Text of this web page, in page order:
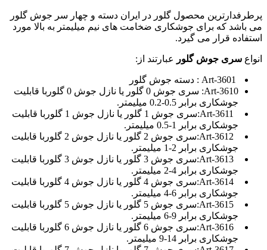
پرطرفدارترین محصول گلور در ایران دسته و چهار سر جوش گلور
می باشد که برای جوشکاری ضخامت های نیم میلیمتر به بالا مورد
استفاده قرار می گیرد.
انواع سری جوش گلور عبارتند از:
: دسته جوش گلور
Art-3610
: سری جوش 0 گلور یا نازل جوش 0 گلوربا قابلیت
جوشکاری برابر 0.5-0.2 میلیمتر.
:سری جوش 1 گلور یا نازل جوش 1 گلوربا قابلیت
جوشکاری برابر 1-0.5 میلیمتر.
:سری جوش 2 گلور یا نازل جوش 2 گلوربا قابلیت
جوشکاری برابر 2-1 میلیمتر.
:سری جوش 3 گلور یا نازل جوش 3 گلوربا قابلیت
جوشکاری برابر 4-2 میلیمتر.
:سری جوش 4 گلور یا نازل جوش 4 گلوربا قابلیت
جوشکاری برابر 6-4 میلیمتر.
:سری جوش 5 گلور یا نازل جوش 5 گلوربا قابلیت
جوشکاری برابر 9-6 میلیمتر.
:سری جوش 6 گلور یا نازل جوش 6 گلوربا قابلیت
جوشکاری برابر 14-9 میلیمتر.